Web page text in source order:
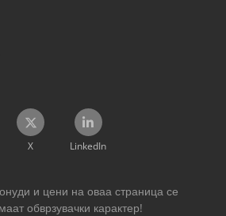
X LinkedIn
и цени на оваа страница се
обврзувачки карактер!